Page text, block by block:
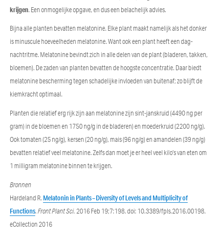
krijgen. Een onmogelijke opgave, en dus een belachelijk advies.
Bijna alle planten bevatten melatonine. Elke plant maakt namelijk als het donker
is minuscule hoeveelheden melatonine. Want ook een plant heeft een dag-
nachtritme. Melatonine bevindt zich in alle delen van de plant (bladeren, takken,
bloemen). De zaden van planten bevatten de hoogste concentratie. Daar biedt
melatonine bescherming tegen schadelijke invloeden van buitenaf; zo blijft de
kiemkracht optimaal.
Planten die relatief erg rijk zijn aan melatonine zijn sint-janskruid (4490 ng per
gram) in de bloemen en 1750 ng/g in de bladeren) en moederkruid (2200 ng/g).
Ook tomaten (25 ng/g), kersen (20 ng/g), mais (96 ng/g) en amandelen (39 ng/g)
bevatten relatief veel melatonine. Zelfs dan moet je er heel veel kilo’s van eten om
1 milligram melatonine binnen te krijgen.
Bronnen
Hardeland R. Melatonin in Plants – Diversity of Levels and Multiplicity of
Functions.Front Plant Sci. 2016 Feb 19;7:198. doi: 10.3389/fpls.2016.00198.
eCollection 2016